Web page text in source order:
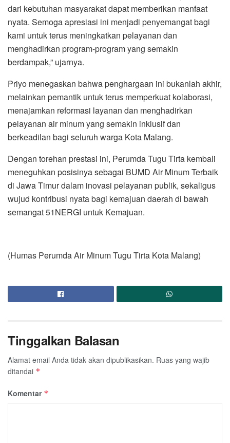
dari kebutuhan masyarakat dapat memberikan manfaat
nyata. Semoga apresiasi ini menjadi penyemangat bagi
kami untuk terus meningkatkan pelayanan dan
menghadirkan program-program yang semakin
berdampak,” ujarnya.
Priyo menegaskan bahwa penghargaan ini bukanlah akhir,
melainkan pemantik untuk terus memperkuat kolaborasi,
menajamkan reformasi layanan dan menghadirkan
pelayanan air minum yang semakin inklusif dan
berkeadilan bagi seluruh warga Kota Malang.
Dengan torehan prestasi ini, Perumda Tugu Tirta kembali
meneguhkan posisinya sebagai BUMD Air Minum Terbaik
di Jawa Timur dalam inovasi pelayanan publik, sekaligus
wujud kontribusi nyata bagi kemajuan daerah di bawah
semangat 51NERGI untuk Kemajuan.
(Humas Perumda Air Minum Tugu Tirta Kota Malang)
Tinggalkan Balasan
Alamat email Anda tidak akan dipublikasikan. Ruas yang wajib
ditandai *
Komentar *